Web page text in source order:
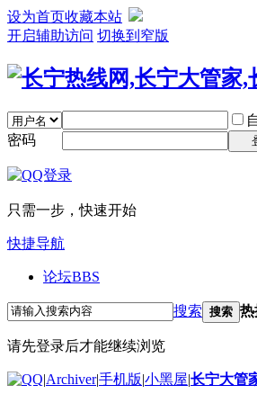
设为首页收藏本站
开启辅助访问 切换到窄版
密码
只需一步，快速开始
快捷导航
论坛BBS
搜索 搜索 热
请先登录后才能继续浏览
|Archiver|手机版|小黑屋|长宁大管